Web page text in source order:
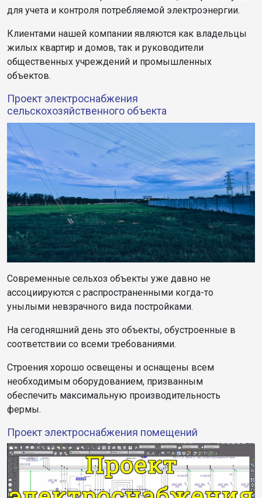
для учета и контроля потребляемой электроэнергии.
Клиентами нашей компании являются как владельцы
жилых квартир и домов, так и руководители
общественных учреждений и промышленных
объектов.
Проект электроснабжения
сельскохозяйственного объекта
Современные сельхоз объекты уже давно не
ассоциируются с распространенными когда-то
унылыми невзрачного вида постройками.
На сегодняшний день это объекты, обустроенные в
соответствии со всеми требованиями.
Строения хорошо освещены и оснащены всем
необходимым оборудованием, призванным
обеспечить максимальную производительность
фермы.
Проект электроснабжения помещений